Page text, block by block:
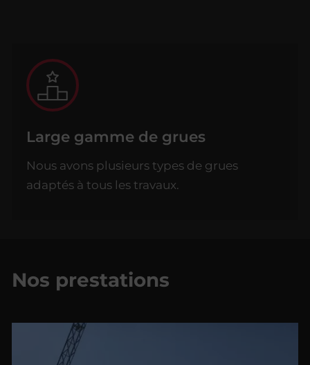
Large gamme de grues
Nous avons plusieurs types de grues
adaptés à tous les travaux.
Nos prestations